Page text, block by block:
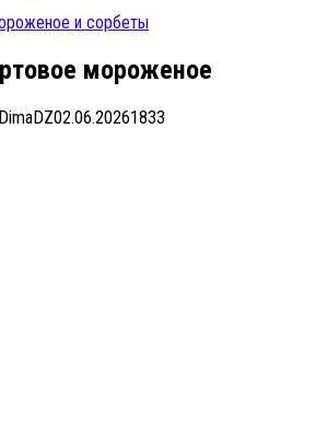
и сорбеты
мороженое
DimaDZ02.06.20261833